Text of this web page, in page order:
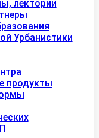
лектории
Урбанистики
продукты